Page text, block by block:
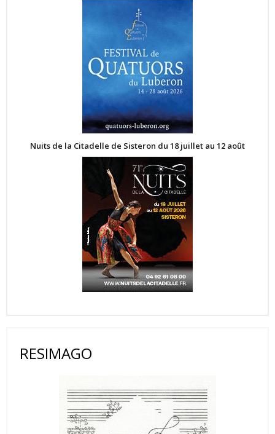
Nuits de la Citadelle de Sisteron du 18 juillet au 12 août
RESIMAGO